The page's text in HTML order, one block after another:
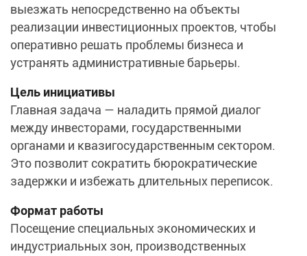
выезжать непосредственно на объекты
реализации инвестиционных проектов, чтобы
оперативно решать проблемы бизнеса и
устранять административные барьеры.
Цель инициативы
Главная задача — наладить прямой диалог
между инвесторами, государственными
органами и квазигосударственным сектором.
Это позволит сократить бюрократические
задержки и избежать длительных переписок.
Формат работы
Посещение специальных экономических и
индустриальных зон, производственных